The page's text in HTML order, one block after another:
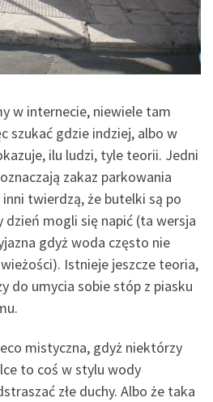
w internecie, niewiele tam
szukać gdzie indziej, albo w
ilu ludzi, tyle teorii. Jedni
zakaz parkowania
twierdzą, że butelki są po
dzień mogli się napić (ta wersja
gdyż woda często nie
Istnieje jeszcze teoria,
do umycia sobie stóp z piasku
mistyczna, gdyż niektórzy
to coś w stylu wody
złe duchy. Albo że taka